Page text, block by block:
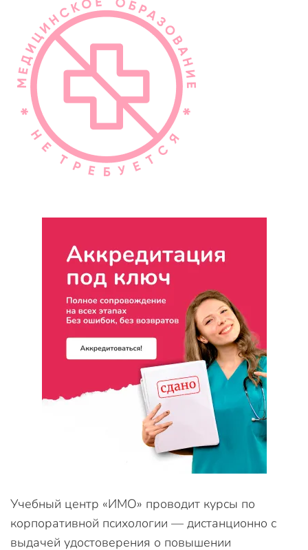
Учебный центр «ИМО» проводит курсы по
корпоративной психологии — дистанционно с
выдачей удостоверения о повышении